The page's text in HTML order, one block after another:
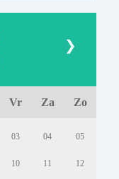
❯
Vr Za Zo
03 04 05
10 11 12